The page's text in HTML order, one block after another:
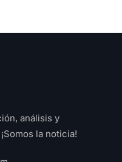
análisis y
la noticia!